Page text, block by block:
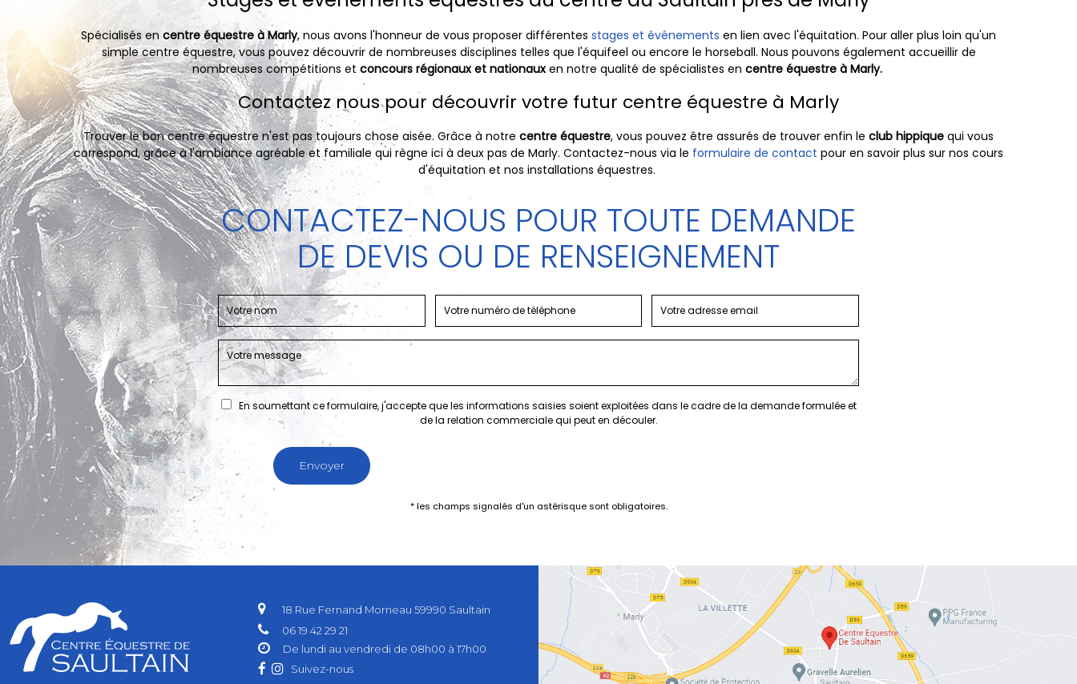
Spécialisés en centre équestre à Marly, nous avons l'honneur de vous proposer différentes stages et événements en lien avec l'équitation. Pour aller plus loin qu'un
simple centre équestre, vous pouvez découvrir de nombreuses disciplines telles que l'équifeel ou encore le horseball. Nous pouvons également accueillir de
nombreuses compétitions et concours régionaux et nationauxen notre qualité de spécialistes en centre équestre à Marly.
Contactez nous pour découvrir votre futur centre équestre à Marly
Trouver le bon centre équestre n'est pas toujours chose aisée. Grâce à notre centre équestre, vous pouvez être assurés de trouver enfin le club hippique qui vous
correspond, grâce à l'ambiance agréable et familiale qui règne ici à deux pas de Marly. Contactez-nous via le formulaire de contact pour en savoir plus sur nos cours
d'équitation et nos installations équestres.
CONTACTEZ-NOUS POUR TOUTE DEMANDE
DE DEVIS OU DE RENSEIGNEMENT
En soumettant ce formulaire, j'accepte que les informations saisies soient exploitées dans le cadre de la demande formulée et
de la relation commerciale qui peut en découler.
* les champs signalés d'un astérisque sont obligatoires.
18 Rue Fernand Morneau 59990 Saultain
06 19 42 29 21
De lundi au vendredi de 08h00 à 17h00
Suivez-nous